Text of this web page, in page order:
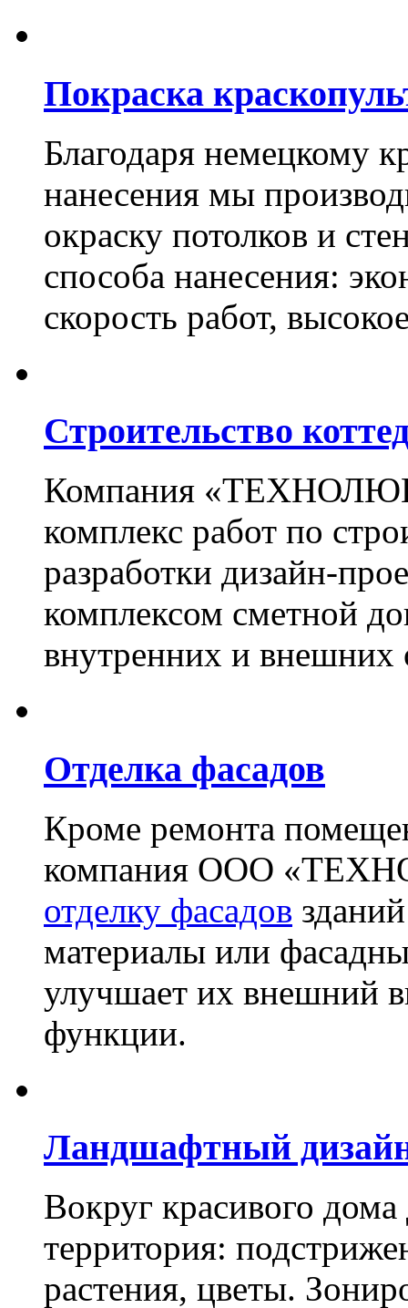
Покраска
Благодаря немецкому
нанесения мы
окраску потолков и
способа нанесения:
скорость работ,
Строительство
Компания
комплекс работ по
разработки дизайн-
комплексом сметной
внутренних и внешних
Отделка фасадов
Кроме ремонта
компания ООО
отделку фасадов
материалы или
улучшает их внешний
функции.
Ландшафтный
Вокруг красивого
территория:
растения, цветы.